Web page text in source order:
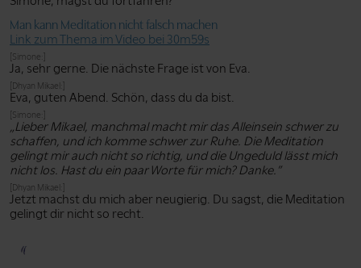
Man kann Meditation nicht falsch machen
Link zum Thema im Video bei 30m59s
[Simone:]
Ja, sehr gerne. Die nächste Frage ist von Eva.
[Dhyan Mikael:]
Eva, guten Abend. Schön, dass du da bist.
[Simone:]
„Lieber Mikael, manchmal macht mir das Alleinsein schwer zu
schaffen, und ich komme schwer zur Ruhe. Die Meditation
gelingt mir auch nicht so richtig, und die Ungeduld lässt mich
nicht los. Hast du ein paar Worte für mich? Danke.”
[Dhyan Mikael:]
Jetzt machst du mich aber neugierig. Du sagst, die Meditation
gelingt dir nicht so recht.